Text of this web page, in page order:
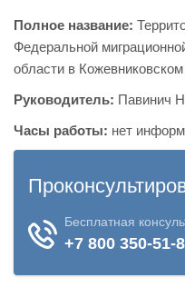
Полное название:
Федеральной
области в
Руководитель: Павинич
Часы работы: нет